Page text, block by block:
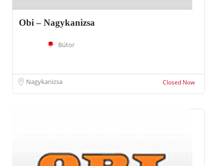
Obi – Nagykanizsa
Bútor
Nagykanizsa Closed Now